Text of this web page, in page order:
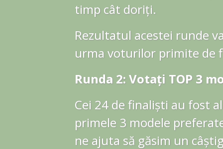
timp cât doriți.
Rezultatul acestei runde
urma voturilor primite de
Runda 2: Votați TOP 3
Cei 24 de finaliști au fost
primele 3 modele
ne ajuta să găsim un